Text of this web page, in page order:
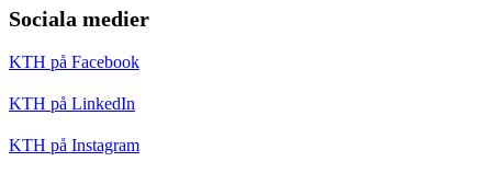
Sociala medier
KTH på Facebook
KTH på LinkedIn
KTH på Instagram